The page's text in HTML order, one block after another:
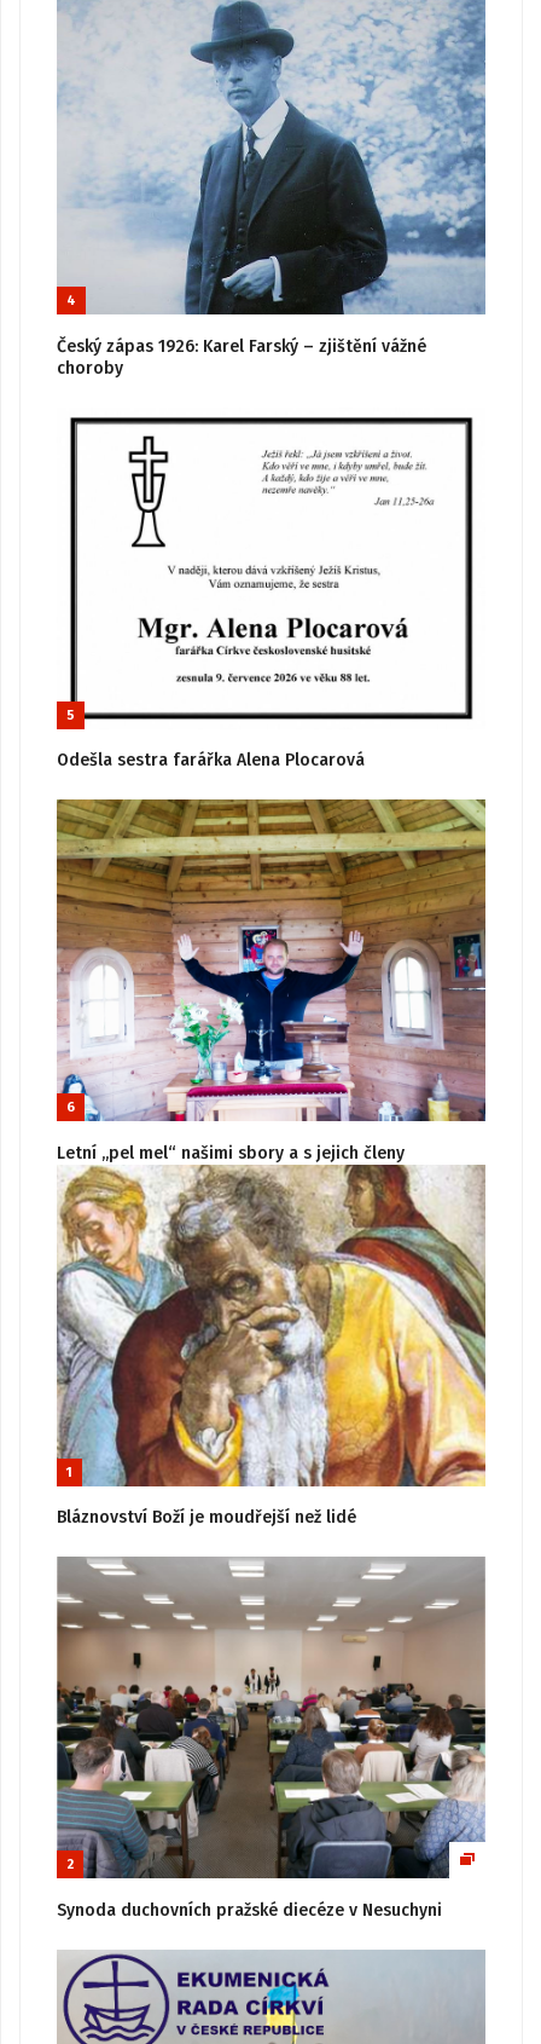
4
Český zápas 1926: Karel Farský – zjištění vážné
choroby
5
Odešla sestra farářka Alena Plocarová
6
Letní „pel mel“ našimi sbory a s jejich členy
1
Bláznovství Boží je moudřejší než lidé
2
Synoda duchovních pražské diecéze v Nesuchyni